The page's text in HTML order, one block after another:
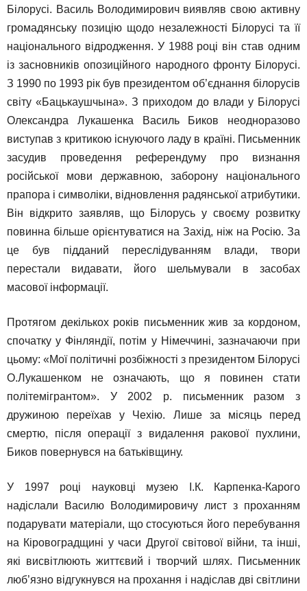
Білорусі. Василь Володимирович виявляв свою активну
громадянську позицію щодо незалежності Білорусі та її
національного відродження. У 1988 році він став одним
із засновників опозиційного народного фронту Білорусі.
З 1990 по 1993 рік був президентом об’єднання білорусів
світу «Бацькаушчына». З приходом до влади у Білорусі
Олександра Лукашенка Василь Биков неодноразово
виступав з критикою існуючого ладу в країні. Письменник
засудив проведення референдуму про визнання
російської мови державною, заборону національного
прапора і символіки, відновлення радянської атрибутики.
Він відкрито заявляв, що Білорусь у своєму розвитку
повинна більше орієнтуватися на Захід, ніж на Росію. За
це був підданий переслідуванням влади, твори
перестали видавати, його шельмували в засобах
масової інформації.
Протягом декількох років письменник жив за кордоном,
спочатку у Фінляндії, потім у Німеччині, зазначаючи при
цьому: «Мої політичні розбіжності з президентом Білорусі
О.Лукашенком не означають, що я повинен стати
політемігрантом». У 2002 р. письменник разом з
дружиною переїхав у Чехію. Лише за місяць перед
смертю, після операції з видалення ракової пухлини,
Биков повернувся на батьківщину.
У 1997 році науковці музею І.К. Карпенка-Карого
надіслали Василю Володимировичу лист з проханням
подарувати матеріали, що стосуються його перебування
на Кіровоградщині у часи Другої світової війни, та інші,
які висвітлюють життєвий і творчий шлях. Письменник
люб’язно відгукнувся на прохання і надіслав дві світлини